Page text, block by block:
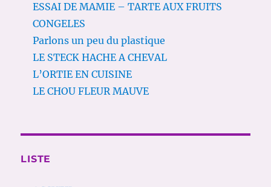
ESSAI DE MAMIE – TARTE AUX FRUITS
CONGELES
Parlons un peu du plastique
LE STECK HACHE A CHEVAL
L’ORTIE EN CUISINE
LE CHOU FLEUR MAUVE
LISTE